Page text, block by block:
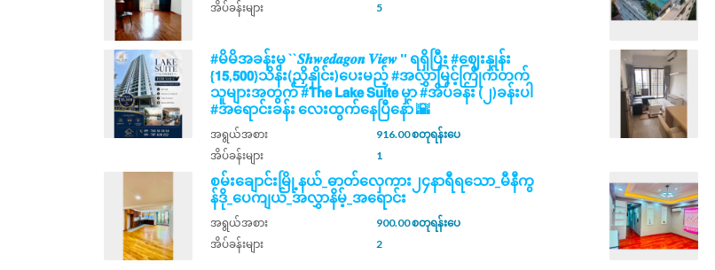
အိပ်ခန်းများ
5
#မိမိအခန်းမှ ``𝑺𝒉𝒘𝒆𝒅𝒂𝒈𝒐𝒏 𝑽𝒊𝒆𝒘 '' ရရှိပြီး #ဈေးနှုန်း
{𝟭𝟱,𝟱𝟬𝟬}သိန်း(ညှိနှိုင်း)ပေးမည့် #အလွှာမြင့်ကြိုက်တက်
သူများအတွက် #𝗧𝗵𝗲 𝗟𝗮𝗸𝗲 𝗦𝘂𝗶𝘁𝗲 မှာ #အိပ်ခန်း (၂)ခန်းပါ
#အရောင်းခန်း လေးထွက်နေပြီနော် 🌇
အရွယ်အစား
916.00 စတုရန်းပေ
အိပ်ခန်းများ
1
စမ်းချောင်းမြို့နယ်_ဓာတ်လှေကား၂၄နာရီရသော_မီနီကွ
န်ဒို_ပေကျယ်_အလွှာနိမ့်_အရောင်း
အရွယ်အစား
900.00 စတုရန်းပေ
အိပ်ခန်းများ
2